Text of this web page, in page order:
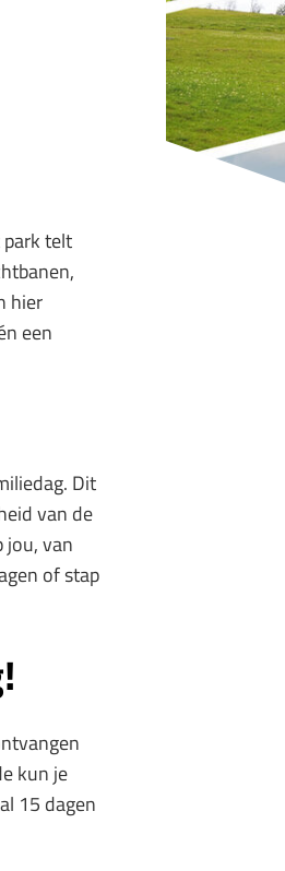
park telt
hier
een
Dit
van de
jou, van
of stap
kun je
15 dagen